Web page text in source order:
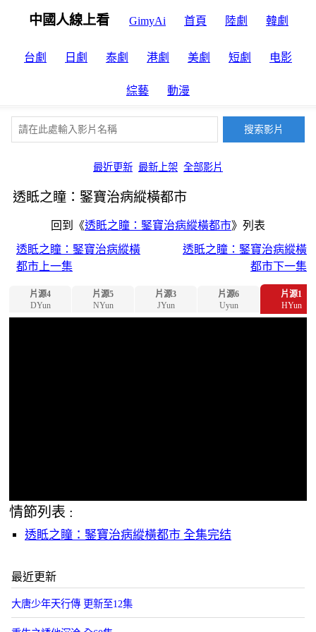
中國人線上看 GimyAi 首頁 陸劇 韓劇
台劇 日劇 泰劇 港劇 美劇 短劇 电影
綜藝 動漫
最近更新 最新上架 全部影片
透眡之瞳：鋻寶治病縱橫都市
回到《透眡之瞳：鋻寶治病縱橫都市》列表
透眡之瞳：鋻寶治病縱橫
都市上一集
透眡之瞳：鋻寶治病縱橫
都市下一集
片源4
DYun
片源5
NYun
片源3
JYun
片源6
Uyun
片源1
HYun
情節列表 :
透眡之瞳：鋻寶治病縱橫都市 全集完结
最近更新
大唐少年天行傳 更新至12集